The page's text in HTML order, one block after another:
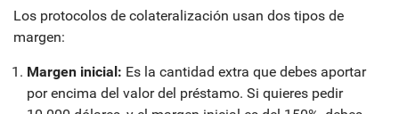
Los protocolos de colateralización usan dos tipos de
margen:
Margen inicial: Es la cantidad extra que debes aportar
por encima del valor del préstamo. Si quieres pedir